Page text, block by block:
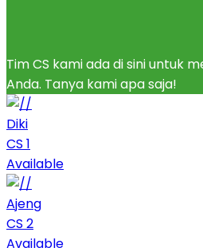
Tim CS kami ada di sini untuk
Anda. Tanya kami apa saja!
Diki
CS 1
Available
Ajeng
CS 2
Available